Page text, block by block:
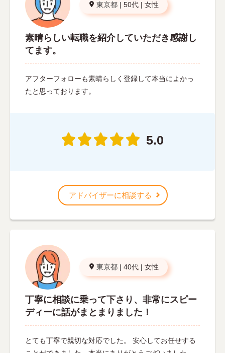
東京都 | 50代 | 女性
素晴らしい転職を紹介していただき感謝し
てます。
アフターフォローも素晴らしく登録して本当によかっ
たと思っております。
5.0
アドバイザーに相談する
東京都 | 40代 | 女性
丁寧に相談に乗って下さり、非常にスピー
ディーに話がまとまりました！
とても丁寧で親切な対応でした。 安心してお任せする